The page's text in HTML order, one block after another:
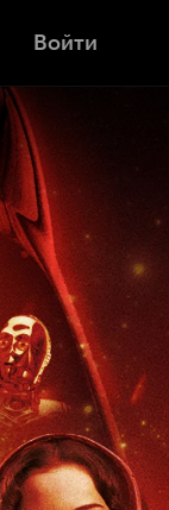
Войти